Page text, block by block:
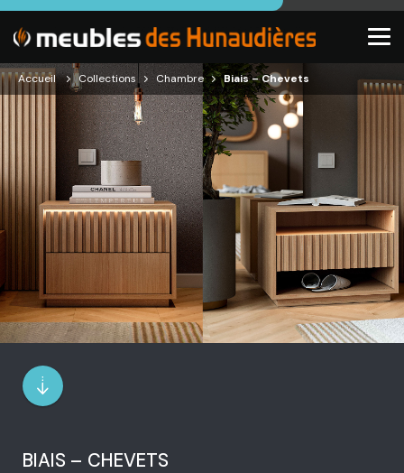
Accueil Collections Chambre Biais – Chevets
BIAIS – CHEVETS